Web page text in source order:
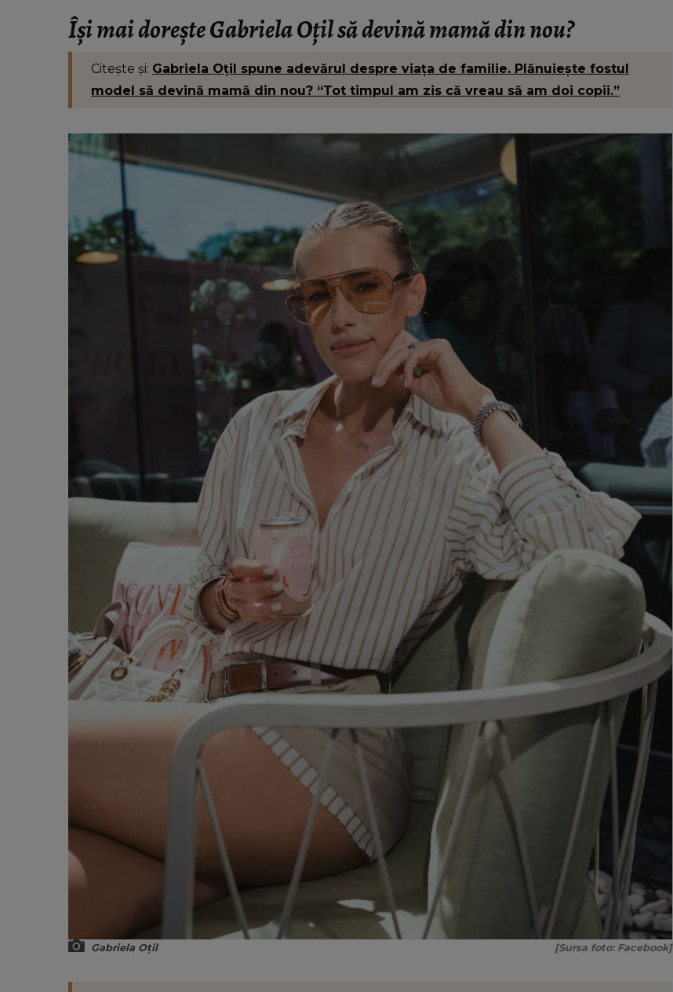
Își mai dorește Gabriela Oțil să devină mamă din nou?
Citește și: Gabriela Oțil spune adevărul despre viața de familie. Plănuiește fostul
model să devină mamă din nou? “Tot timpul am zis că vreau să am doi copii.”
Gabriela Oțil [Sursa foto: Facebook]